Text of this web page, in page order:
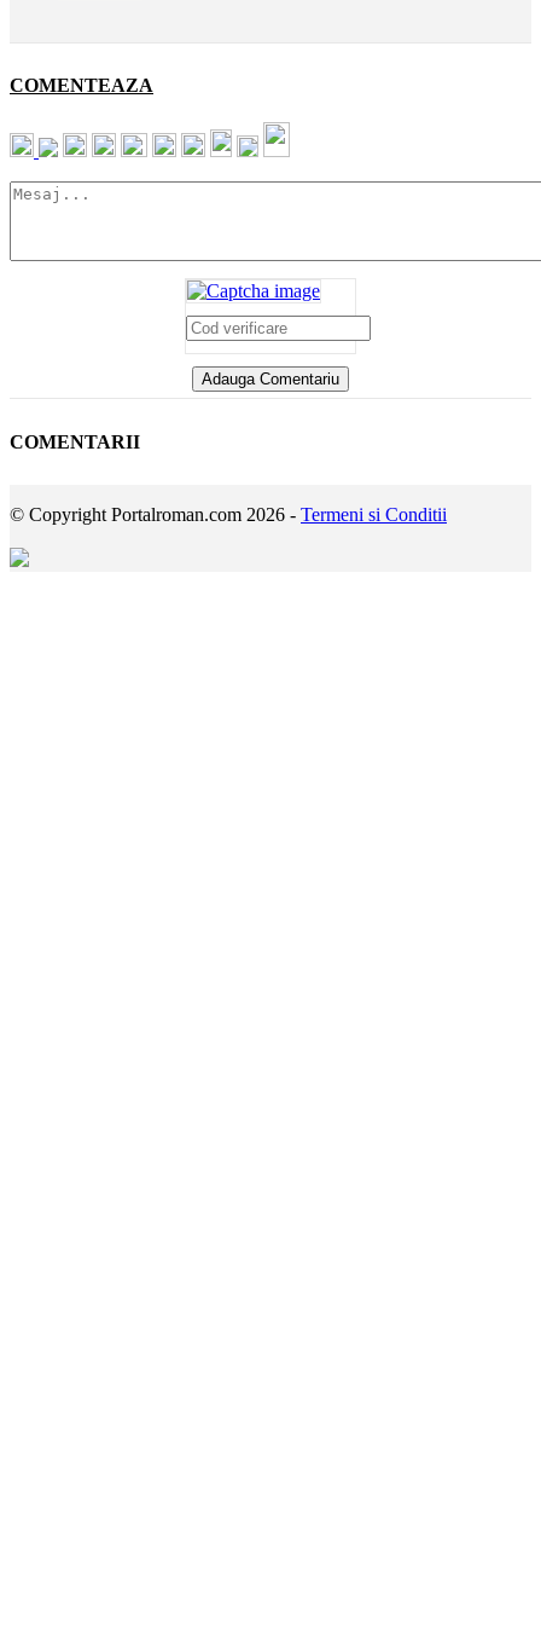
COMENTEAZA
COMENTARII
© Copyright Portalroman.com 2026 - Termeni si Conditii